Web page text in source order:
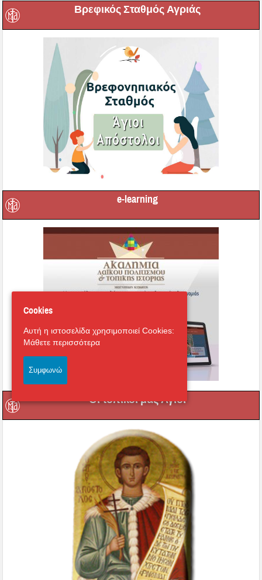
Βρεφικός Σταθμός Αγριάς
e-learning
Οι τοπικοί μας Άγιοι
Cookies
Αυτή η ιστοσελίδα χρησιμοποιεί Cookies:
Μάθετε περισσότερα
Συμφωνώ